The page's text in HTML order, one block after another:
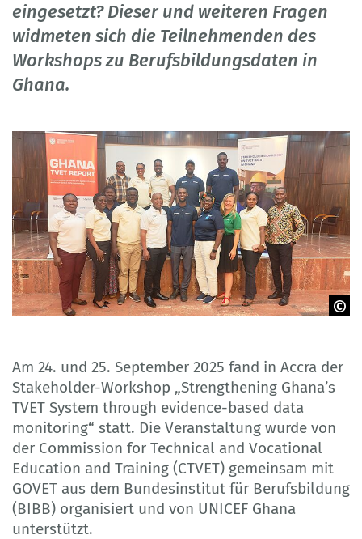
eingesetzt? Dieser und weiteren Fragen
widmeten sich die Teilnehmenden des
Workshops zu Berufsbildungsdaten in
Ghana.
Am 24. und 25. September 2025 fand in Accra der
Stakeholder-Workshop „Strengthening Ghana’s
TVET System through evidence-based data
monitoring“ statt. Die Veranstaltung wurde von
der Commission for Technical and Vocational
Education and Training (CTVET) gemeinsam mit
GOVET aus dem Bundesinstitut für Berufsbildung
(BIBB) organisiert und von UNICEF Ghana
unterstützt.